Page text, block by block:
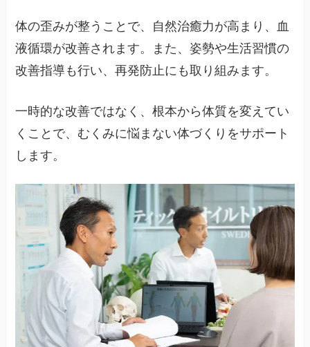
体の歪みが整うことで、自然治癒力が高まり、血
液循環が改善されます。また、姿勢や生活習慣の
改善指導も行い、再発防止にも取り組みます。
一時的な改善ではなく、根本から体質を変えてい
くことで、むくみに悩まない体づくりをサポート
します。